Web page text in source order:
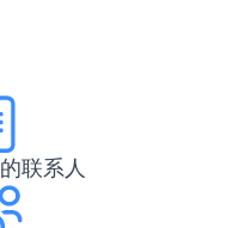
的联系人